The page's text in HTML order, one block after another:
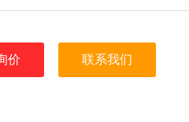
价 联系我们